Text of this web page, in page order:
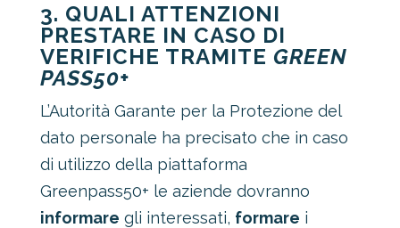
3. QUALI ATTENZIONI
PRESTARE IN CASO DI
VERIFICHE TRAMITE GREEN
PASS50+
L’Autorità Garante per la Protezione del
dato personale ha precisato che in caso
di utilizzo della piattaforma
Greenpass50+ le aziende dovranno
informare gli interessati, formare i